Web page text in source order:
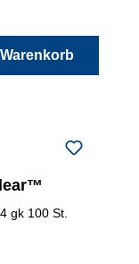
gk 100 St.